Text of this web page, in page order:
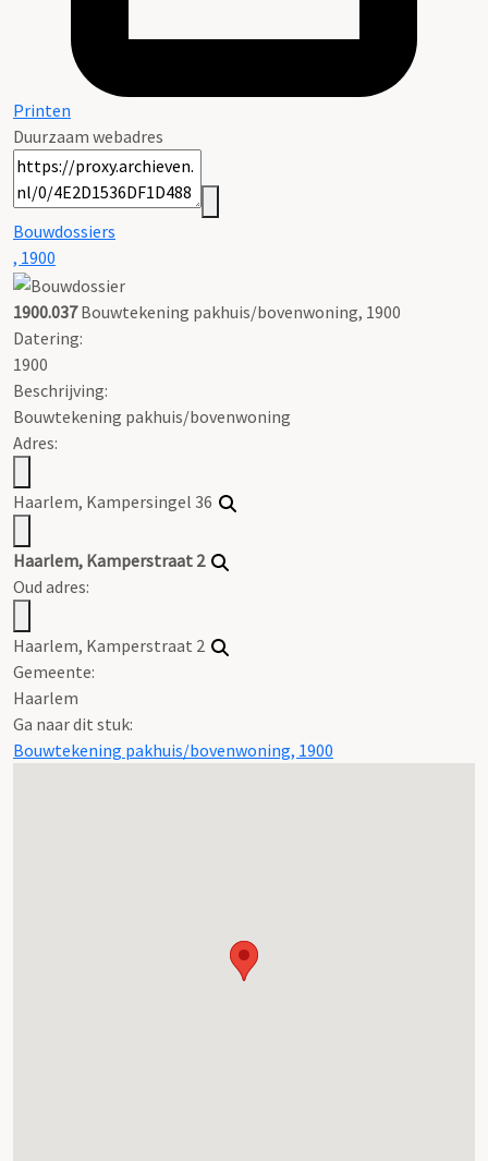
Printen
Duurzaam webadres
Bouwdossiers
, 1900
1900.037Bouwtekening pakhuis/bovenwoning, 1900
Datering:
1900
Beschrijving:
Bouwtekening pakhuis/bovenwoning
Adres:
Haarlem, Kampersingel 36
Haarlem, Kamperstraat 2
Oud adres:
Haarlem, Kamperstraat 2
Gemeente:
Haarlem
Ga naar dit stuk:
Bouwtekening pakhuis/bovenwoning, 1900